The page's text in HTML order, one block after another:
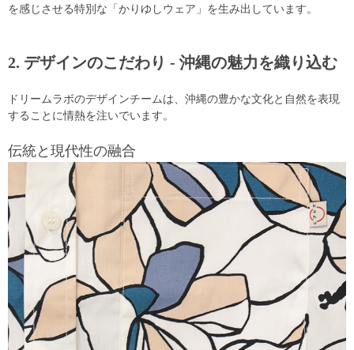
を感じさせる特別な「かりゆしウェア」を生み出しています。
2. デザインのこだわり - 沖縄の魅力を織り込む
ドリームラボのデザインチームは、沖縄の豊かな文化と自然を表現
することに情熱を注いでいます。
伝統と現代性の融合